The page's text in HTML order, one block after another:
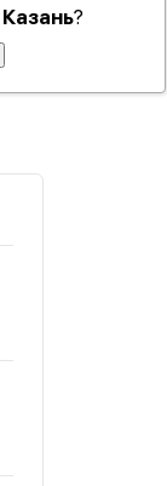
Казань?